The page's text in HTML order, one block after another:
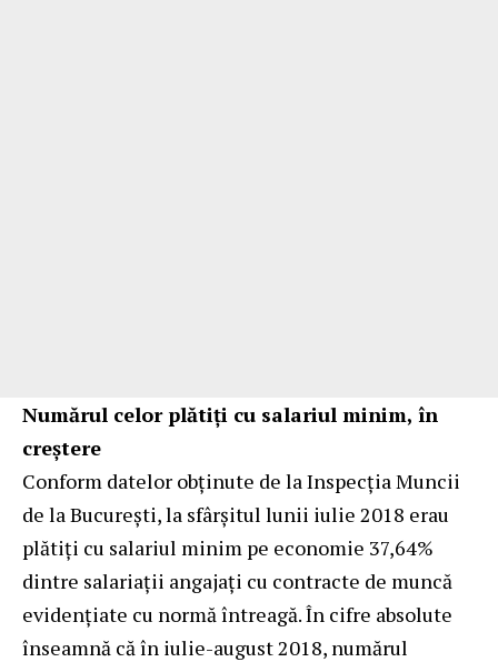
Numărul celor plătiți cu salariul minim, în
creștere
Conform datelor obținute de la Inspecția Muncii
de la București, la sfârșitul lunii iulie 2018 erau
plătiți cu salariul minim pe economie 37,64%
dintre salariații angajați cu contracte de muncă
evidențiate cu normă întreagă. În cifre absolute
înseamnă că în iulie-august 2018, numărul